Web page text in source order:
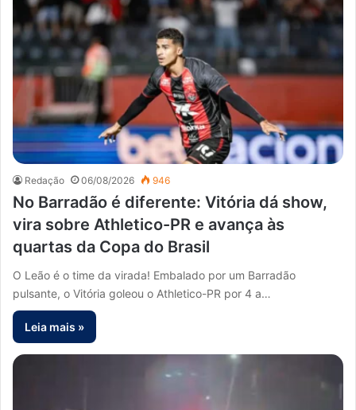
Redação 06/08/2026 946
No Barradão é diferente: Vitória dá show,
vira sobre Athletico-PR e avança às
quartas da Copa do Brasil
O Leão é o time da virada! Embalado por um Barradão
pulsante, o Vitória goleou o Athletico-PR por 4 a…
Leia mais »